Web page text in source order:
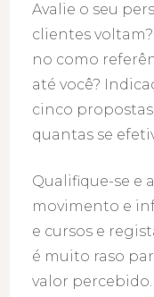
Avalie o seu
clientes voltam?
no como
até você?
cinco
quantas se
Qualifique-se e
movimento e
e cursos e
é muito raso
valor